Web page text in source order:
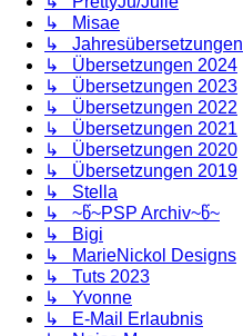
↳ Misae
↳ Jahresübersetzungen
↳ Übersetzungen 2024
↳ Übersetzungen 2023
↳ Übersetzungen 2022
↳ Übersetzungen 2021
↳ Übersetzungen 2020
↳ Übersetzungen 2019
↳ Stella
↳ ~წ~PSP Archiv~წ~
↳ Bigi
↳ MarieNickol Designs
↳ Tuts 2023
↳ Yvonne
↳ E-Mail Erlaubnis